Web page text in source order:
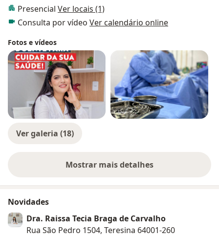
Presencial Ver locais (1)
Consulta por vídeo Ver calendário online
Fotos e vídeos
Ver galeria (18)
Mostrar mais detalhes
sobre a experiência
Novidades
Dra. Raissa Tecia Braga de Carvalho
Rua São Pedro 1504, Teresina 64001-260